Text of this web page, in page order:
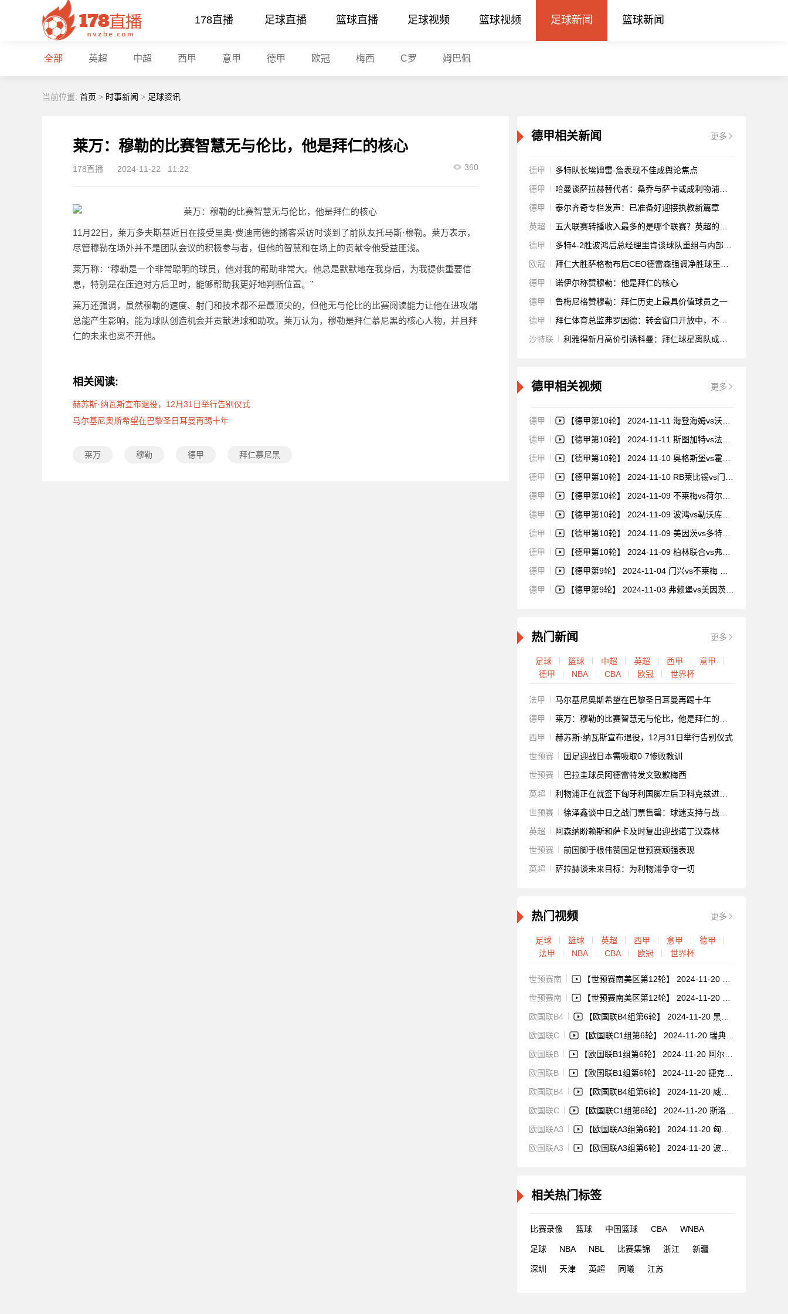
178直播 足球直播 篮球直播 足球视频 篮球视频 足球新闻 篮球新闻
全部 英超 中超 西甲 意甲 德甲 欧冠 梅西 C罗 姆巴佩
当前位置: 首页 > 时事新闻 > 足球资讯
莱万：穆勒的比赛智慧无与伦比，他是拜仁的核心
178直播 2024-11-22 11:22 360
11月22日，莱万多夫斯基近日在接受里奥·费迪南德的播客采访时谈到了前队友托马斯·穆勒。莱万表示，
尽管穆勒在场外并不是团队会议的积极参与者，但他的智慧和在场上的贡献令他受益匪浅。
莱万称：“穆勒是一个非常聪明的球员，他对我的帮助非常大。他总是默默地在我身后，为我提供重要信
息，特别是在压迫对方后卫时，能够帮助我更好地判断位置。”
莱万还强调，虽然穆勒的速度、射门和技术都不是最顶尖的，但他无与伦比的比赛阅读能力让他在进攻端
总能产生影响，能为球队创造机会并贡献进球和助攻。莱万认为，穆勒是拜仁慕尼黑的核心人物，并且拜
仁的未来也离不开他。
相关阅读:
赫苏斯·纳瓦斯宣布退役，12月31日举行告别仪式
马尔基尼奥斯希望在巴黎圣日耳曼再踢十年
莱万 穆勒 德甲 拜仁慕尼黑
德甲相关新闻 更多
德甲
多特队长埃姆雷-詹表现不佳成舆论焦点
德甲
哈曼谈萨拉赫替代者：桑乔与萨卡或成利物浦潜在人选
德甲
泰尔齐奇专栏发声：已准备好迎接执教新篇章
英超
五大联赛转播收入最多的是哪个联赛？英超的转播收入一年有多少？
德甲
多特4-2胜波鸿后总经理里肯谈球队重组与内部沟通
欧冠
拜仁大胜萨格勒布后CEO德雷森强调净胜球重要性
德甲
诺伊尔称赞穆勒：他是拜仁的核心
德甲
鲁梅尼格赞穆勒：拜仁历史上最具价值球员之一
德甲
拜仁体育总监弗罗因德：转会窗口开放中，不排除任何可能性
沙特联
利雅得新月高价引诱科曼：拜仁球星离队成定局
德甲相关视频 更多
德甲
【德甲第10轮】 2024-11-11 海登海姆vs沃尔夫斯堡 比赛集锦
德甲
【德甲第10轮】 2024-11-11 斯图加特vs法兰克福 比赛集锦
德甲
【德甲第10轮】 2024-11-10 奥格斯堡vs霍芬海姆 比赛集锦
德甲
【德甲第10轮】 2024-11-10 RB莱比锡vs门兴 比赛集锦
德甲
【德甲第10轮】 2024-11-09 不莱梅vs荷尔斯泰因基尔 比赛集锦
德甲
【德甲第10轮】 2024-11-09 波鸿vs勒沃库森 比赛集锦
德甲
【德甲第10轮】 2024-11-09 美因茨vs多特蒙德 比赛集锦
德甲
【德甲第10轮】 2024-11-09 柏林联合vs弗赖堡 比赛集锦
德甲
【德甲第9轮】 2024-11-04 门兴vs不莱梅 比赛集锦
德甲
【德甲第9轮】 2024-11-03 弗赖堡vs美因茨 比赛集锦
热门新闻 更多
足球 篮球 中超 英超 西甲
意甲
德甲
NBA CBA 欧冠 世界杯
法甲
马尔基尼奥斯希望在巴黎圣日耳曼再踢十年
德甲
莱万：穆勒的比赛智慧无与伦比，他是拜仁的核心
西甲
赫苏斯·纳瓦斯宣布退役，12月31日举行告别仪式
世预赛
国足迎战日本需吸取0-7惨败教训
世预赛
巴拉圭球员阿德雷特发文致歉梅西
英超
利物浦正在就签下匈牙利国脚左后卫科克兹进行谈判
世预赛
徐泽鑫谈中日之战门票售罄：球迷支持与战术建议
英超
阿森纳盼赖斯和萨卡及时复出迎战诺丁汉森林
世预赛
前国脚于根伟赞国足世预赛顽强表现
英超
萨拉赫谈未来目标：为利物浦争夺一切
热门视频 更多
足球 篮球 英超 西甲 意甲
德甲
法甲
NBA CBA 欧冠 世界杯
世预赛南
【世预赛南美区第12轮】 2024-11-20 巴西vs乌拉圭 比赛集锦
世预赛南
【世预赛南美区第12轮】 2024-11-20 阿根廷vs秘鲁 比赛集锦
欧国联B4
【欧国联B4组第6轮】 2024-11-20 黑山vs土耳其 比赛集锦
欧国联C
【欧国联C1组第6轮】 2024-11-20 瑞典vs阿塞拜疆 比赛集锦
欧国联B
【欧国联B1组第6轮】 2024-11-20 阿尔巴尼亚vs乌克兰 比赛集锦
欧国联B
【欧国联B1组第6轮】 2024-11-20 捷克vs格鲁吉亚 比赛集锦
欧国联B4
【欧国联B4组第6轮】 2024-11-20 威尔士vs冰岛 比赛集锦
欧国联C
【欧国联C1组第6轮】 2024-11-20 斯洛伐克vs爱沙尼亚 比赛集锦
欧国联A3
【欧国联A3组第6轮】 2024-11-20 匈牙利vs德国 比赛集锦
欧国联A3
【欧国联A3组第6轮】 2024-11-20 波黑vs荷兰 比赛集锦
相关热门标签
比赛录像 篮球 中国篮球 CBA WNBA
足球 NBA NBL 比赛集锦 浙江 新疆
深圳 天津 英超 同曦 江苏